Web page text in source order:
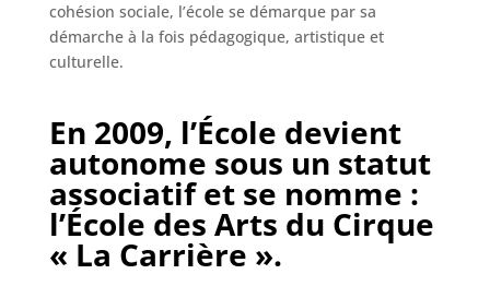
cohésion sociale, l’école se démarque par sa
démarche à la fois pédagogique, artistique et
culturelle.
En 2009, l’École devient
autonome sous un statut
associatif et se nomme :
l’École des Arts du Cirque
« La Carrière ».